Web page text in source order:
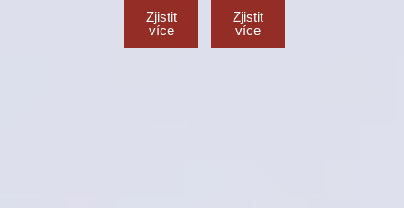
Zjistit
více
Zjistit
více